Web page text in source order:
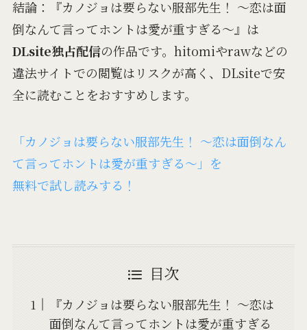
結論：『カノジョは要らない服部先生！ ～恋は面
倒なんて言ってホントは愛が重すぎる～』は
DLsite独占配信の作品です。hitomiやrawなどの
違法サイトでの閲覧はリスクが高く、DLsiteで安
全に読むことをおすすめします。
「カノジョは要らない服部先生！ ～恋は面倒なん
て言ってホントは愛が重すぎる～」を
無料で試し読みする！
目次
『カノジョは要らない服部先生！ ～恋は
面倒なんて言ってホントは愛が重すぎる